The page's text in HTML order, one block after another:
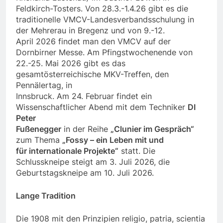
Feldkirch-Tosters. Von 28.3.-1.4.26 gibt es die
traditionelle VMCV-Landesverbandsschulung in
der Mehrerau in Bregenz und von 9.-12.
April 2026 findet man den VMCV auf der
Dornbirner Messe. Am Pfingstwochenende von
22.-25. Mai 2026 gibt es das
gesamtösterreichische MKV-Treffen, den
Pennälertag, in
Innsbruck. Am 24. Februar findet ein
Wissenschaftlicher Abend mit dem Techniker DI
Peter
Fußenegger in der Reihe „Clunier im Gespräch“
zum Thema „Fossy – ein Leben mit und
für internationale Projekte“ statt. Die
Schlusskneipe steigt am 3. Juli 2026, die
Geburtstagskneipe am 10. Juli 2026.
Lange Tradition
Die 1908 mit den Prinzipien religio, patria, scientia